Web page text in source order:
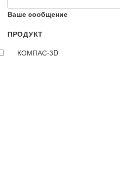
Ваше сообщение
ПРОДУКТ
КОМПАС-3D